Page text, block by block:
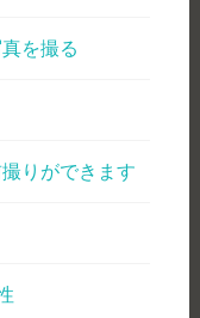
を撮る
りができます